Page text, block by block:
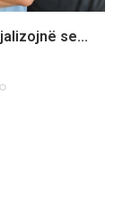
se...